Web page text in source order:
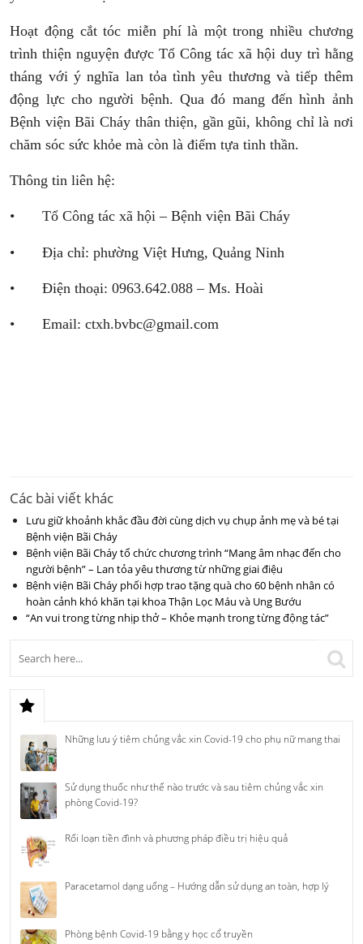
Hoạt động cắt tóc miễn phí là một trong nhiều chương
trình thiện nguyện được Tổ Công tác xã hội duy trì hằng
tháng với ý nghĩa lan tỏa tình yêu thương và tiếp thêm
động lực cho người bệnh. Qua đó mang đến hình ảnh
Bệnh viện Bãi Cháy thân thiện, gần gũi, không chỉ là nơi
chăm sóc sức khỏe mà còn là điểm tựa tinh thần.
Thông tin liên hệ:
• Tổ Công tác xã hội – Bệnh viện Bãi Cháy
• Địa chỉ: phường Việt Hưng, Quảng Ninh
• Điện thoại: 0963.642.088 – Ms. Hoài
• Email: ctxh.bvbc@gmail.com
Các bài viết khác
Lưu giữ khoảnh khắc đầu đời cùng dịch vụ chụp ảnh mẹ và bé tại
Bệnh viện Bãi Cháy
Bệnh viện Bãi Cháy tổ chức chương trình “Mang âm nhạc đến cho
người bệnh” – Lan tỏa yêu thương từ những giai điệu
Bệnh viện Bãi Cháy phối hợp trao tặng quà cho 60 bệnh nhân có
hoàn cảnh khó khăn tại khoa Thận Lọc Máu và Ung Bướu
“An vui trong từng nhịp thở – Khỏe mạnh trong từng động tác”
Những lưu ý tiêm chủng vắc xin Covid-19 cho phụ nữ mang thai
Sử dụng thuốc như thế nào trước và sau tiêm chủng vắc xin
phòng Covid-19?
Rối loạn tiền đình và phương pháp điều trị hiệu quả
Paracetamol dạng uống – Hướng dẫn sử dụng an toàn, hợp lý
Phòng bệnh Covid-19 bằng y học cổ truyền